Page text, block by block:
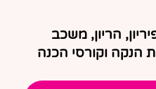
הריון, משכב
הנקה וקורסי הכנה